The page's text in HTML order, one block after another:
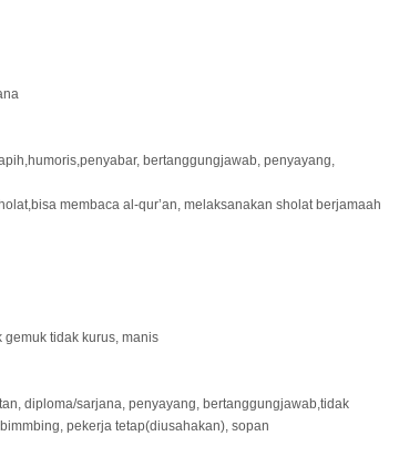
bertanggungjawab, penyayang,
membaca al-qur’an, melaksanakan sholat berjamaah
tidak kurus, manis
diploma/sarjana, penyayang, bertanggungjawab,tidak
pekerja tetap(diusahakan), sopan